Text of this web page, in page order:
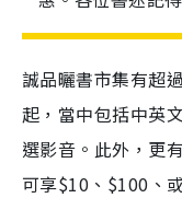
誠品曬書市集有超
起，當中包括中英
選影音。此外，更
可享$10、$100、